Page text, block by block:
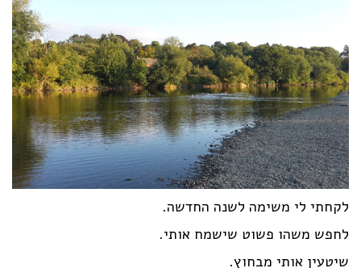
לקחתי לי משימה לשנה החדשה.
לחפש משהו פשוט שישמח אותי.
שיטעין אותי מבחוץ.